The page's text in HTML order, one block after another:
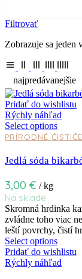
Filtrovať
Zobrazuje sa jeden
najpredávanejšie
Pridať do wishlistu
Rýchly náhľad
Select options
PRÍRODNÉ ČISTIČE
Jedlá sóda
3,00 € / kg
Na sklade
Skromná hrdinka
zvládne toho viac
leští povrchy, čistí
Select options
Pridať do wishlistu
Rýchly náhľad